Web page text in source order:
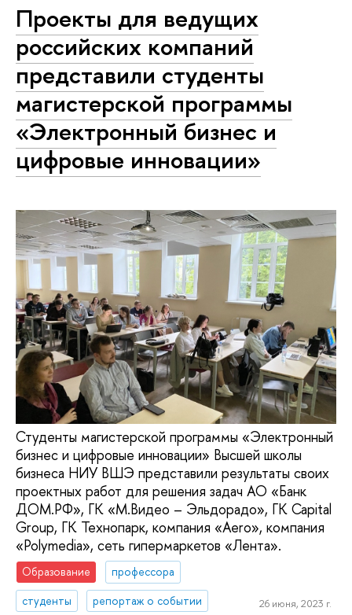
Проекты для ведущих
российских компаний
представили студенты
магистерской программы
«Электронный бизнес и
цифровые инновации»
Студенты магистерской программы «Электронный
бизнес и цифровые инновации» Высшей школы
бизнеса НИУ ВШЭ представили результаты своих
проектных работ для решения задач АО «Банк
ДОМ.РФ», ГК «М.Видео – Эльдорадо», ГК Capital
Group, ГК Технопарк, компания «Aero», компания
«Polymedia», сеть гипермаркетов «Лента».
Образование
профессора
студенты
репортаж о событии 26 июня, 2023 г.